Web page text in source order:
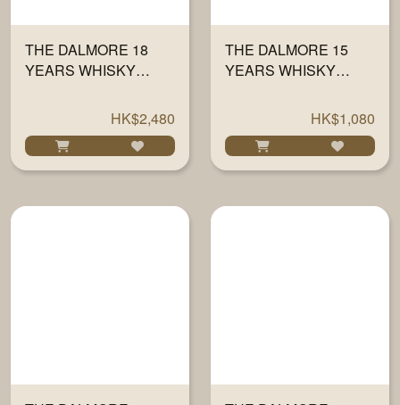
THE DALMORE 18
YEARS WHISKY
HK$2,480
THE DALMORE 15
YEARS WHISKY
HK$1,080